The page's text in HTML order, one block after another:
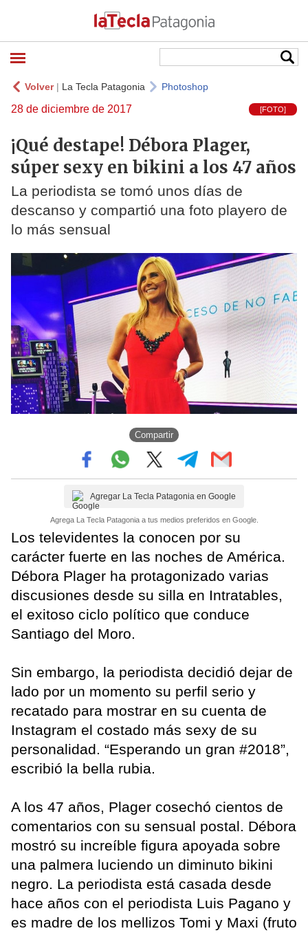
Volver| La Tecla Patagonia Photoshop
28 de diciembre de 2017 [FOTO]
¡Qué destape! Débora Plager,
súper sexy en bikini a los 47 años
La periodista se tomó unos días de
descanso y compartió una foto playero de
lo más sensual
Compartir
Agregar La Tecla Patagonia en Google
Agrega La Tecla Patagonia a tus medios preferidos en Google.
Los televidentes la conocen por su
carácter fuerte en las noches de América.
Débora Plager ha protagonizado varias
discusiones desde su silla en Intratables,
el exitoso ciclo político que conduce
Santiago del Moro.
Sin embargo, la periodista decidió dejar de
lado por un momento su perfil serio y
recatado para mostrar en su cuenta de
Instagram el costado más sexy de su
personalidad. “Esperando un gran #2018”,
escribió la bella rubia.
A los 47 años, Plager cosechó cientos de
comentarios con su sensual postal. Débora
mostró su increíble figura apoyada sobre
una palmera luciendo un diminuto bikini
negro. La periodista está casada desde
hace años con el periodista Luis Pagano y
es madre de los mellizos Tomi y Maxi (fruto